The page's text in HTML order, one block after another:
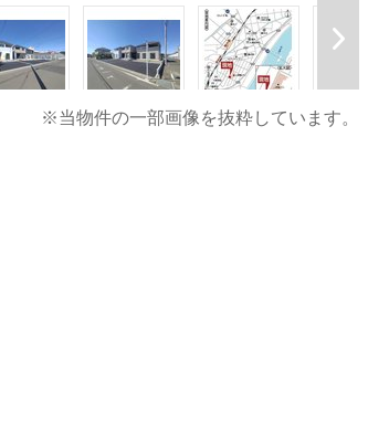
※当物件の一部画像を抜粋しています。
な空間となっております。